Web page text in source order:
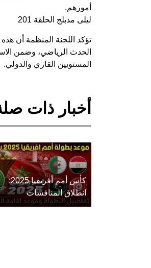
أمورهم.
ليلى مدبلج الحلقة 201
تؤكد اللجنة المنظمة أن
الحدث الرياضي، وضمن
المستويين القاري والدولي.
أخبار ذات
كأس أمم أفريقيا 2025:
انطلاق المنافسات